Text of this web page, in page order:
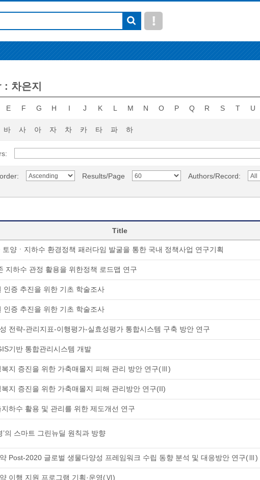
차은지
E F G H I J K L M N O P Q R S T U
바 사 아 자 차 카 타 파 하
Results/Page Authors/Record:
Title
토양ㆍ지하수 환경정책 패러다임 발굴을 통한 국내 정책사업 연구기획
지하수 관정 활용을 위한정책 로드맵 연구
인증 추진을 위한 기초 학술조사
인증 추진을 위한 기초 학술조사
전략-관리지표-이행평가-실효성평가 통합시스템 구축 방안 연구
기반 통합관리시스템 개발
복지 증진을 위한 가축매몰지 피해 관리 방안 연구(Ⅲ)
지 증진을 위한 가축매몰지 피해 관리방안 연구(II)
하수 활용 및 관리를 위한 제도개선 연구
’의 스마트 그린뉴딜 원칙과 방향
Post-2020 글로벌 생물다양성 프레임워크 수립 동향 분석 및 대응방안 연구(Ⅲ)
이행 지원 프로그램 기획·운영(Ⅵ)